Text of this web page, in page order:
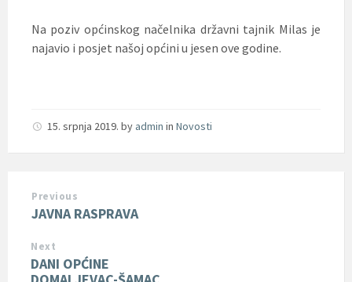
Na poziv općinskog načelnika državni tajnik Milas je
najavio i posjet našoj općini u jesen ove godine.
15. srpnja 2019. by admin in Novosti
Previous
JAVNA RASPRAVA
Next
DANI OPĆINE